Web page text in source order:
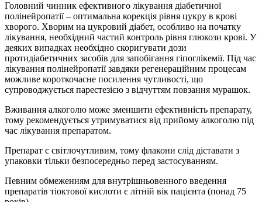
Головний чинник ефективного лікування діабетичної
полінейропатії – оптимальна корекція рівня цукру в крові
хворого. Хворим на цукровий діабет, особливо на початку
лікування, необхідний частий контроль рівня глюкози крові. У
деяких випадках необхідно скоригувати дози
протидіабетичних засобів для запобігання гіпоглікемії. Під час
лікування полінейропатії завдяки регенераційним процесам
можливе короткочасне посилення чутливості, що
супроводжується парестезією з відчуттям повзання мурашок.
Вживання алкоголю може зменшити ефективність препарату,
тому рекомендується утримуватися від прийому алкоголю під
час лікування препаратом.
Препарат є світлочутливим, тому флакони слід діставати з
упаковки тільки безпосередньо перед застосуванням.
Певним обмеженням для внутрішньовенного введення
препаратів тіоктової кислоти є літній вік пацієнта (понад 75